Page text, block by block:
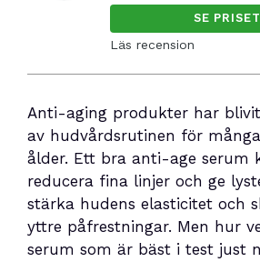
SE
Läs recension
Anti-aging produkter har
av hudvårdsrutinen för
ålder. Ett bra anti-age serum
reducera fina linjer och ge
stärka hudens elasticitet och
yttre påfrestningar. Men hur
serum som är bäst i test just